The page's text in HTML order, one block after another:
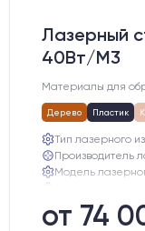
Лазерный
40Вт/М3
Материалы для
Дерево Пластик
Тип лазерного
Производитель
Модель
Линза:
Зеркала:
от 74